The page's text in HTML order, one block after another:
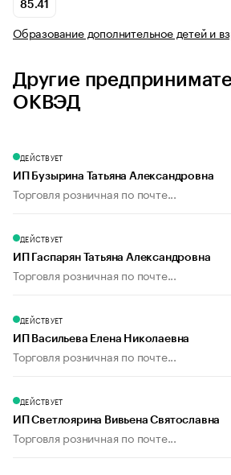
85.41
Образование дополнительное детей и
Другие
ОКВЭД
ДЕЙСТВУЕТ
ИП Бузырина Татьяна Александровна
Торговля розничная по почте...
ДЕЙСТВУЕТ
ИП Гаспарян Татьяна Александровна
Торговля розничная по почте...
ДЕЙСТВУЕТ
ИП Васильева Елена Николаевна
Торговля розничная по почте...
ДЕЙСТВУЕТ
ИП Светлоярина Вивьена Святославна
Торговля розничная по почте...